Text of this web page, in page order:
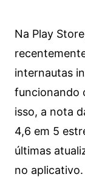
Na Play
internautas
funcionando
isso, a nota
4,6 em 5
últimas
no aplicativo.